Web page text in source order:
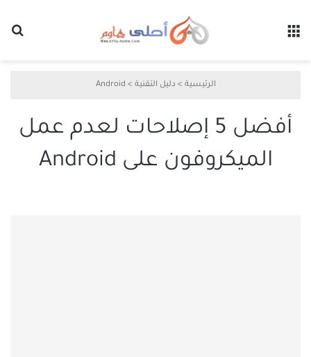
الرئيسية > دليل التقنية >
Android
أفضل 5 إصلاحات لعدم عمل
الميكروفون على Android